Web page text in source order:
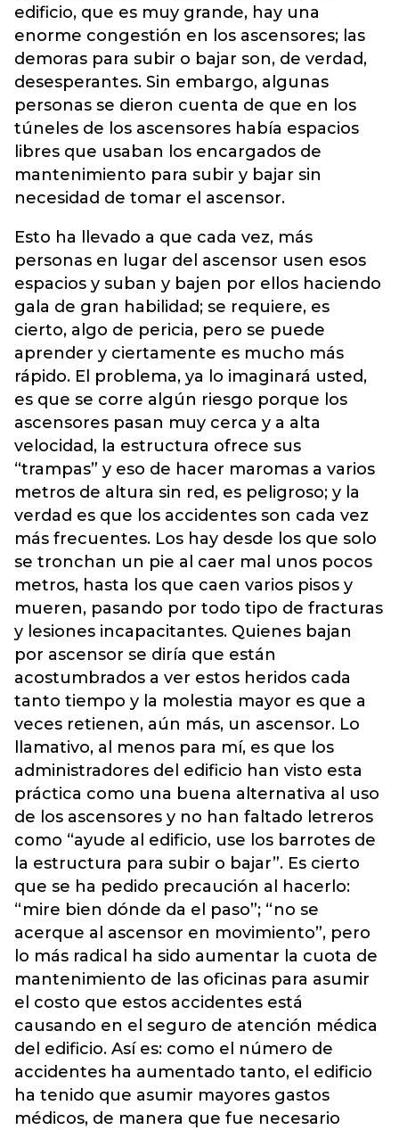
edificio, que es muy grande, hay una
enorme congestión en los ascensores; las
demoras para subir o bajar son, de verdad,
desesperantes. Sin embargo, algunas
personas se dieron cuenta de que en los
túneles de los ascensores había espacios
libres que usaban los encargados de
mantenimiento para subir y bajar sin
necesidad de tomar el ascensor.
Esto ha llevado a que cada vez, más
personas en lugar del ascensor usen esos
espacios y suban y bajen por ellos haciendo
gala de gran habilidad; se requiere, es
cierto, algo de pericia, pero se puede
aprender y ciertamente es mucho más
rápido. El problema, ya lo imaginará usted,
es que se corre algún riesgo porque los
ascensores pasan muy cerca y a alta
velocidad, la estructura ofrece sus
“trampas” y eso de hacer maromas a varios
metros de altura sin red, es peligroso; y la
verdad es que los accidentes son cada vez
más frecuentes. Los hay desde los que solo
se tronchan un pie al caer mal unos pocos
metros, hasta los que caen varios pisos y
mueren, pasando por todo tipo de fracturas
y lesiones incapacitantes. Quienes bajan
por ascensor se diría que están
acostumbrados a ver estos heridos cada
tanto tiempo y la molestia mayor es que a
veces retienen, aún más, un ascensor. Lo
llamativo, al menos para mí, es que los
administradores del edificio han visto esta
práctica como una buena alternativa al uso
de los ascensores y no han faltado letreros
como “ayude al edificio, use los barrotes de
la estructura para subir o bajar”. Es cierto
que se ha pedido precaución al hacerlo:
“mire bien dónde da el paso”; “no se
acerque al ascensor en movimiento”, pero
lo más radical ha sido aumentar la cuota de
mantenimiento de las oficinas para asumir
el costo que estos accidentes está
causando en el seguro de atención médica
del edificio. Así es: como el número de
accidentes ha aumentado tanto, el edificio
ha tenido que asumir mayores gastos
médicos, de manera que fue necesario